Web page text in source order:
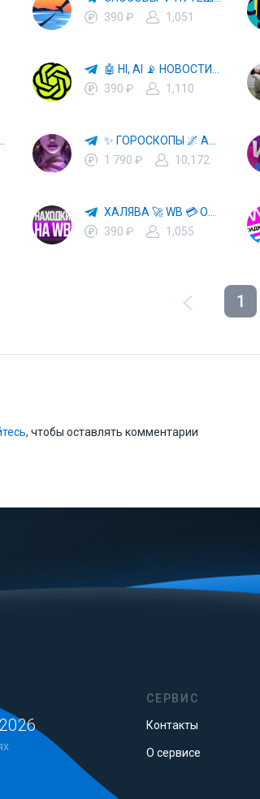
390 ₽
1,051
390 ₽
1,110
1 790 ₽
10,172
390 ₽
1,055
1
, чтобы оставлять комментарии
СЕРВИС
Контакты
О сервисе